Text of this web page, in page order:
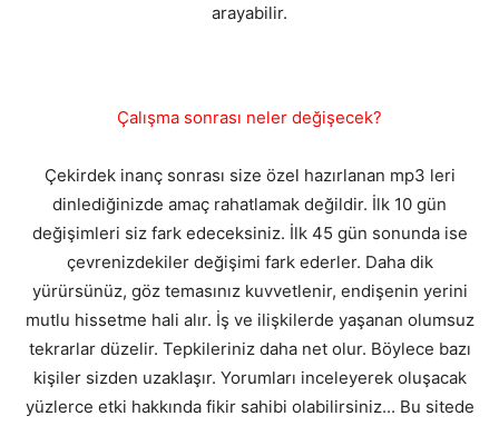
arayabilir.
Çalışma sonrası neler değişecek?
Çekirdek inanç sonrası size özel hazırlanan mp3 leri
dinlediğinizde amaç rahatlamak değildir. İlk 10 gün
değişimleri siz fark edeceksiniz. İlk 45 gün sonunda ise
çevrenizdekiler değişimi fark ederler. Daha dik
yürürsünüz, göz temasınız kuvvetlenir, endişenin yerini
mutlu hissetme hali alır. İş ve ilişkilerde yaşanan olumsuz
tekrarlar düzelir. Tepkileriniz daha net olur. Böylece bazı
kişiler sizden uzaklaşır. Yorumları inceleyerek oluşacak
yüzlerce etki hakkında fikir sahibi olabilirsiniz... Bu sitede